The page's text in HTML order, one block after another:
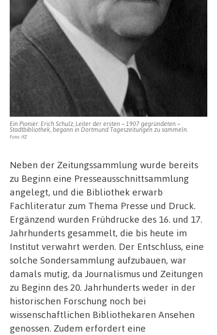
Ein Pionier: Erich Schulz, Leiter der ersten – 1907 gegründeten –
Stadtbibliothek, begann in Dortmund Tageszeitungen zu sammeln.
Foto: IfZ
Neben der Zeitungssammlung wurde bereits
zu Beginn eine Presseausschnittsammlung
angelegt, und die Bibliothek erwarb
Fachliteratur zum Thema Presse und Druck.
Ergänzend wurden Frühdrucke des 16. und 17.
Jahrhunderts gesammelt, die bis heute im
Institut verwahrt werden. Der Entschluss, eine
solche Sondersammlung aufzubauen, war
damals mutig, da Journalismus und Zeitungen
zu Beginn des 20. Jahrhunderts weder in der
historischen Forschung noch bei
wissenschaftlichen Bibliothekaren Ansehen
genossen. Zudem erfordert eine